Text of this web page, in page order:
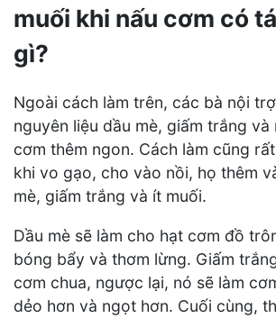
muối khi nấu cơm có
gì?
Ngoài cách làm trên, các bà nội
nguyên liệu dầu mè, giấm trắng và
cơm thêm ngon. Cách làm cũng
khi vo gạo, cho vào nồi, họ thêm
mè, giấm trắng và ít muối.
Dầu mè sẽ làm cho hạt cơm đồ
bóng bẩy và thơm lừng. Giấm
cơm chua, ngược lại, nó sẽ làm
dẻo hơn và ngọt hơn. Cuối cùng,